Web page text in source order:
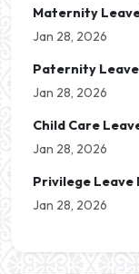
Maternity Leave
Jan 28, 2026
Paternity Leave
Jan 28, 2026
Child Care
Jan 28, 2026
Privilege Leave
Jan 28, 2026